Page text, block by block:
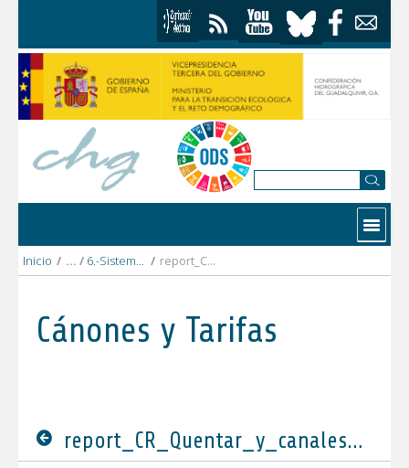
Contactar
Inicio / 6.-Sistema_Genil / report_CR_Quentar_y_canales_2022_DEFINITIVO.pdf
Cánones y Tarifas
report_CR_Quentar_y_canales_2022_DEFINITIVO.pdf